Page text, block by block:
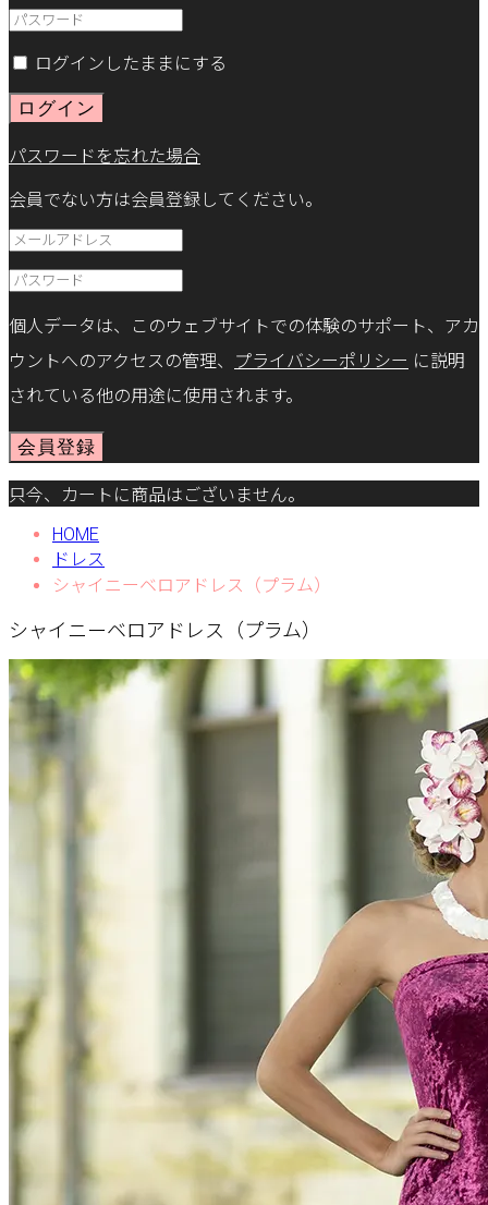
ログインしたままにする
ログイン
パスワードを忘れた場合
会員でない方は会員登録してください。
個人データは、このウェブサイトでの体験のサポート、アカ
ウントへのアクセスの管理、
プライバシーポリシー に説明
されている他の用途に使用されます。
会員登録
只今、カートに商品はございません。
HOME
ドレス
シャイニーベロアドレス（プラム）
シャイニーベロアドレス（プラム）